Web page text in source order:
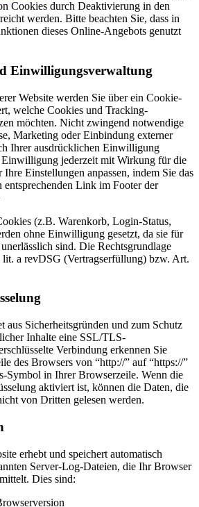
Cookies durch Deaktivierung in den
werden. Bitte beachten Sie, dass in
dieses Online-Angebots genutzt
Einwilligungsverwaltung
Website werden Sie über ein Cookie-
welche Cookies und Tracking-
möchten. Nicht zwingend notwendige
Marketing oder Einbindung externer
Ihrer ausdrücklichen Einwilligung
Einwilligung jederzeit mit Wirkung für die
Einstellungen anpassen, indem Sie das
entsprechenden Link im Footer der
(z.B. Warenkorb, Login-Status,
ohne Einwilligung gesetzt, da sie für
sind. Die Rechtsgrundlage
a revDSG (Vertragserfüllung) bzw. Art.
aus Sicherheitsgründen und zum Schutz
Inhalte eine SSL/TLS-
Verbindung erkennen Sie
des Browsers von “http://” auf “https://”
Symbol in Ihrer Browserzeile. Wenn die
aktiviert ist, können die Daten, die
von Dritten gelesen werden.
erhebt und speichert automatisch
Server-Log-Dateien, die Ihr Browser
Dies sind: